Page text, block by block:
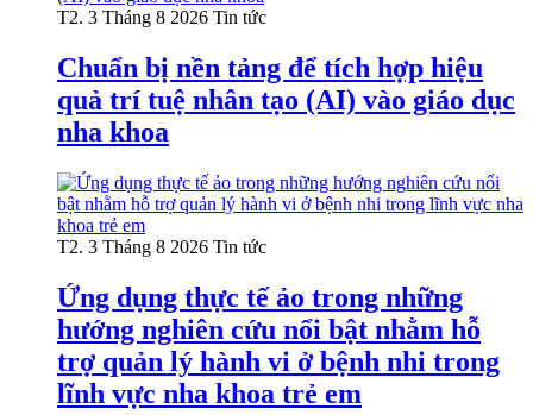
T2. 3 Tháng 8 2026 Tin tức
Chuẩn bị nền tảng để tích hợp hiệu
quả trí tuệ nhân tạo (AI) vào giáo dục
nha khoa
T2. 3 Tháng 8 2026 Tin tức
Ứng dụng thực tế ảo trong những
hướng nghiên cứu nổi bật nhằm hỗ
trợ quản lý hành vi ở bệnh nhi trong
lĩnh vực nha khoa trẻ em